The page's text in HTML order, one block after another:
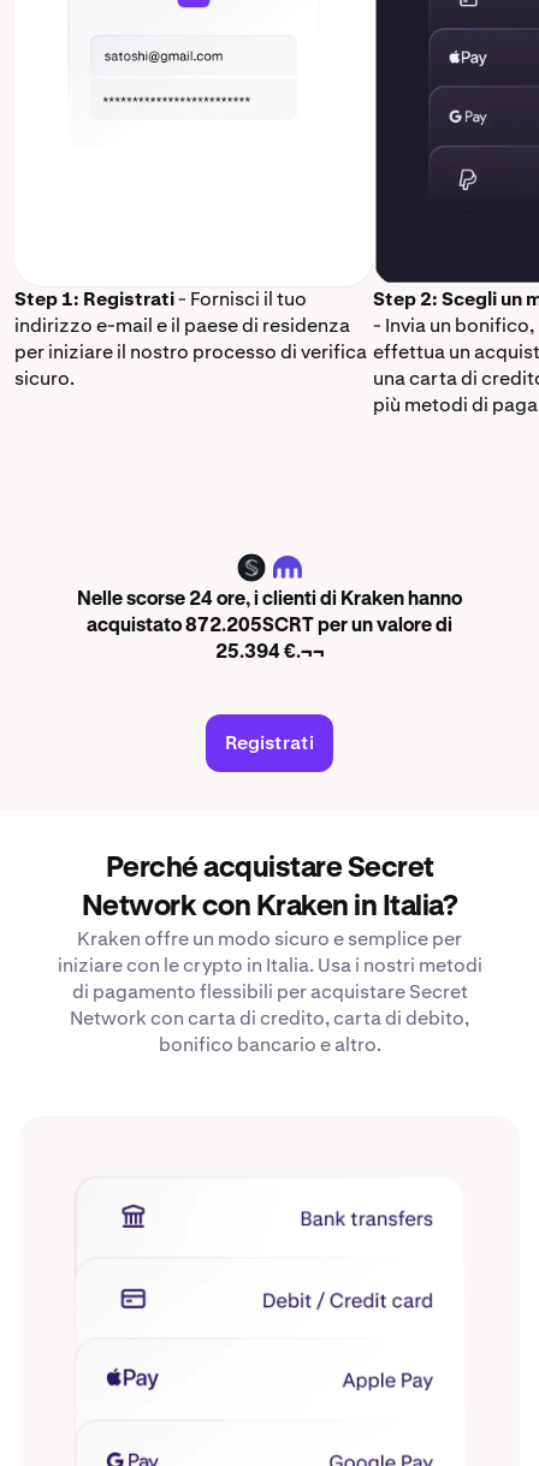
Step 1: Registrati- Fornisci il tuo
indirizzo e-mail e il paese di residenza
per iniziare il nostro processo di verifica
sicuro.
Step 2: Scegli un
- Invia un bonifico,
effettua un
una carta di
più metodi di
SCRT
Nelle scorse 24 ore, i clienti di Kraken hanno
acquistato 872.205SCRT per un valore di
25.394 €.¬¬
Registrati
Perché acquistare Secret
Network con Kraken in Italia?
Kraken offre un modo sicuro e semplice per
iniziare con le crypto in Italia. Usa i nostri metodi
di pagamento flessibili per acquistare Secret
Network con carta di credito, carta di debito,
bonifico bancario e altro.